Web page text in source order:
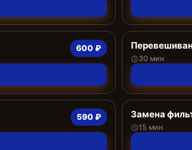
600 ₽
30 мин
590 ₽ Замена
15 мин